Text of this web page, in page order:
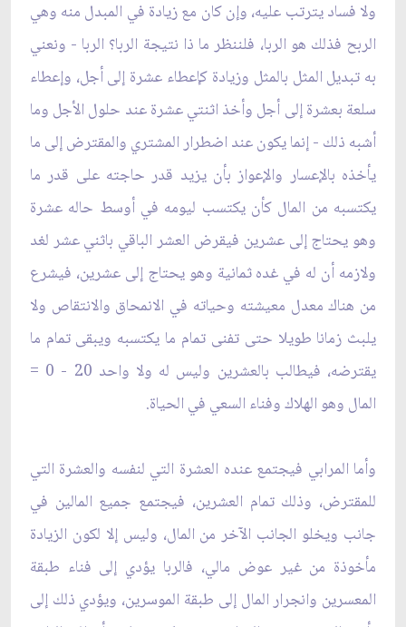
ولا فساد يترتب عليه، وإن كان مع زيادة في المبدل منه وهي
الربح فذلك هو الربا، فلننظر ما ذا نتيجة الربا؟ الربا - ونعني
به تبديل المثل بالمثل وزيادة كإعطاء عشرة إلى أجل، وإعطاء
سلعة بعشرة إلى أجل وأخذ اثنتي عشرة عند حلول الأجل وما
أشبه ذلك - إنما يكون عند اضطرار المشتري والمقترض إلى ما
يأخذه بالإعسار والإعواز بأن يزيد قدر حاجته على قدر ما
يكتسبه من المال كأن يكتسب ليومه في أوسط حاله عشرة
وهو يحتاج إلى عشرين فيقرض العشر الباقي باثني عشر لغد
ولازمه أن له في غده ثمانية وهو يحتاج إلى عشرين، فيشرع
من هناك معدل معيشته وحياته في الانمحاق والانتقاص ولا
يلبث زمانا طويلا حتى تفنى تمام ما يكتسبه ويبقى تمام ما
يقترضه، فيطالب بالعشرين وليس له ولا واحد 20 - 0 =
المال وهو الهلاك وفناء السعي في الحياة.
وأما المرابي فيجتمع عنده العشرة التي لنفسه والعشرة التي
للمقترض، وذلك تمام العشرين، فيجتمع جميع المالين في
جانب ويخلو الجانب الآخر من المال، وليس إلا لكون الزيادة
مأخوذة من غير عوض مالي، فالربا يؤدي إلى فناء طبقة
المعسرين وانجرار المال إلى طبقة الموسرين، ويؤدي ذلك إلى